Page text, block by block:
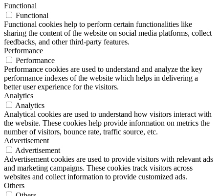
Functional
Functional
Functional cookies help to perform certain functionalities like
sharing the content of the website on social media platforms, collect
feedbacks, and other third-party features.
Performance
Performance
Performance cookies are used to understand and analyze the key
performance indexes of the website which helps in delivering a
better user experience for the visitors.
Analytics
Analytics
Analytical cookies are used to understand how visitors interact with
the website. These cookies help provide information on metrics the
number of visitors, bounce rate, traffic source, etc.
Advertisement
Advertisement
Advertisement cookies are used to provide visitors with relevant ads
and marketing campaigns. These cookies track visitors across
websites and collect information to provide customized ads.
Others